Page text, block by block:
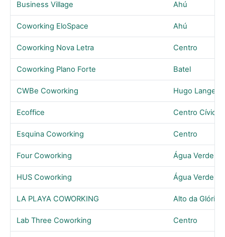
Business Village Ahú
Coworking EloSpace Ahú
Coworking Nova Letra Centro
Coworking Plano Forte Batel
CWBe Coworking Hugo Lange
Ecoffice Centro Cívico
Esquina Coworking Centro
Four Coworking Água Verde
HUS Coworking Água Verde
LA PLAYA COWORKING Alto da Glória
Lab Three Coworking Centro